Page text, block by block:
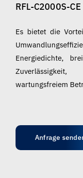
RFL-C2000S-CE
Es bietet die
Energiedichte,
wartungsfreiem
Anfrage